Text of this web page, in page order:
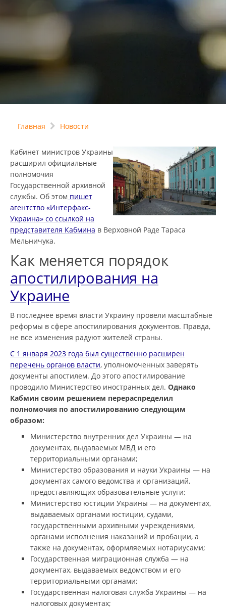
Главная Новости
Кабинет министров Украины
расширил официальные
полномочия
Государственной архивной
службы. Об этом пишет
агентство «Интерфакс-
Украина» со ссылкой на
представителя Кабмина в Верховной Раде Тараса
Мельничука.
Как меняется порядок
апостилирования на
Украине
В последнее время власти Украину провели масштабные
реформы в сфере апостилирования документов. Правда,
не все изменения радуют жителей страны.
С 1 января 2023 года был существенно расширен
перечень органов власти, уполномоченных заверять
документы апостилем. До этого апостилирование
проводило Министерство иностранных дел. Однако
Кабмин своим решением перераспределил
полномочия по апостилированию следующим
образом:
Министерство внутренних дел Украины — на
документах, выдаваемых МВД и его
территориальными органами;
Министерство образования и науки Украины — на
документах самого ведомства и организаций,
предоставляющих образовательные услуги;
Министерство юстиции Украины — на документах,
выдаваемых органами юстиции, судами,
государственными архивными учреждениями,
органами исполнения наказаний и пробации, а
также на документах, оформляемых нотариусами;
Государственная миграционная служба — на
документах, выдаваемых ведомством и его
территориальными органами;
Государственная налоговая служба Украины — на
налоговых документах;